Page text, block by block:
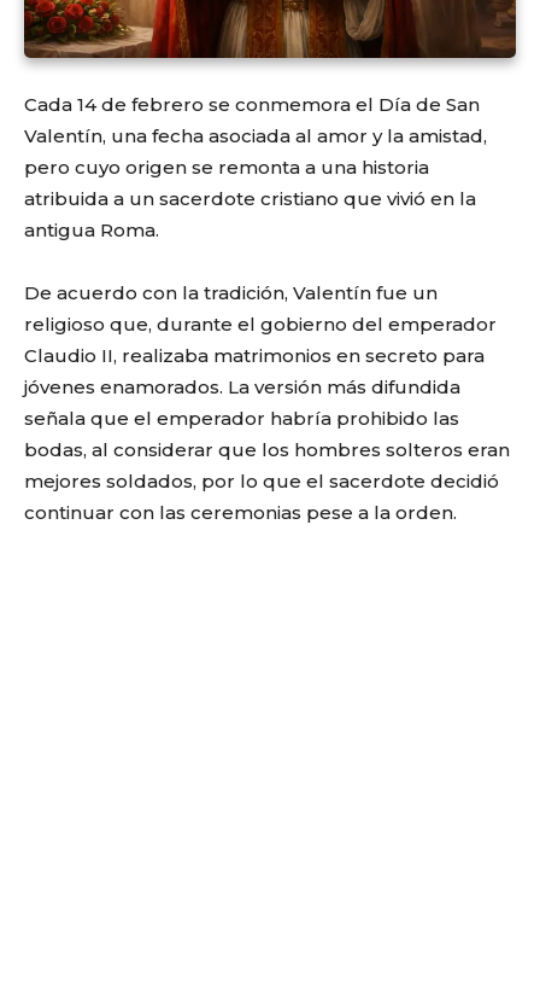
Cada 14 de febrero se conmemora el Día de San
Valentín, una fecha asociada al amor y la amistad,
pero cuyo origen se remonta a una historia
atribuida a un sacerdote cristiano que vivió en la
antigua Roma.
De acuerdo con la tradición, Valentín fue un
religioso que, durante el gobierno del emperador
Claudio II, realizaba matrimonios en secreto para
jóvenes enamorados. La versión más difundida
señala que el emperador habría prohibido las
bodas, al considerar que los hombres solteros eran
mejores soldados, por lo que el sacerdote decidió
continuar con las ceremonias pese a la orden.